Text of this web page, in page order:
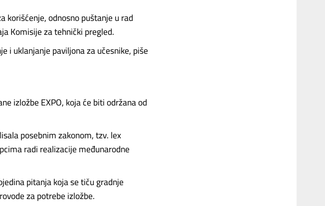
korišćenje, odnosno puštanje u rad
Komisije za tehnički pregled.
i uklanjanje paviljona za učesnike, piše
izložbe EXPO, koja će biti održana od
posebnim zakonom, tzv. lex
radi realizacije međunarodne
pitanja koja se tiču gradnje
za potrebe izložbe.